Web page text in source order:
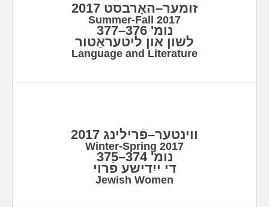
זומער–האַרבסט 2017
Summer-Fall 2017
נומ' 376–377
לשון און ליטעראַטור
Language and Literature
ווינטער–פֿרילינג 2017
Winter-Spring 2017
נומ' 374–375
די ייִדישע פֿרוי
Jewish Women